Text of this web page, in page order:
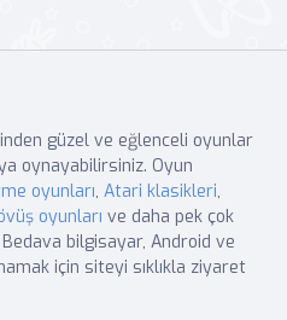
güzel ve eğlenceli oyunlar
oynayabilirsiniz. Oyun
oyunları, Atari klasikleri,
oyunları ve daha pek çok
bilgisayar, Android ve
için siteyi sıklıkla ziyaret